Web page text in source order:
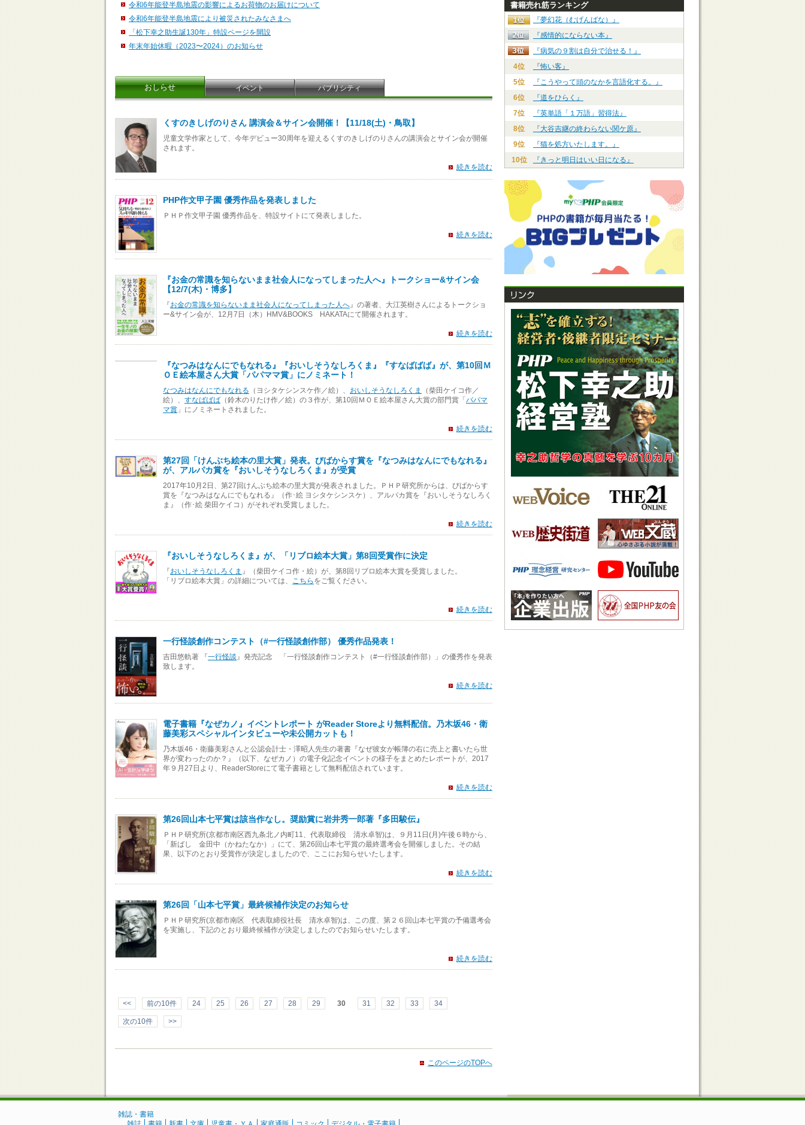
令和6年能登半島地震の影響によるお荷物のお届けについて
令和6年能登半島地震により被災されたみなさまへ
「松下幸之助生誕130年」特設ページを開設
年末年始休暇（2023〜2024）のお知らせ
おしらせ イベント パブリシティ
くすのきしげのりさん 講演会＆サイン会開催！【11/18(土)・鳥取】
児童文学作家として、今年デビュー30周年を迎えるくすのきしげのりさんの講演会とサイン会が開催
されます。
続きを読む
PHP作文甲子園 優秀作品を発表しました
ＰＨＰ作文甲子園 優秀作品を、特設サイトにて発表しました。
続きを読む
『お金の常識を知らないまま社会人になってしまった人へ』トークショー&サイン会
【12/7(木)・博多】
『お金の常識を知らないまま社会人になってしまった人へ』の著者、大江英樹さんによるトークショ
ー&サイン会が、12月7日（木）HMV&BOOKS HAKATAにて開催されます。
続きを読む
『なつみはなんにでもなれる』『おいしそうなしろくま』『すなばばば』が、第10回Ｍ
ＯＥ絵本屋さん大賞「パパママ賞」にノミネート！
なつみはなんにでもなれる （ヨシタケシンスケ作／絵）、 おいしそうなしろくま
（柴田ケイコ作／
絵）、 すなばばば （鈴木のりたけ作／絵）の３作が、第10回ＭＯＥ絵本屋さん大賞の部門賞「 パパマ
マ賞 」にノミネートされました。
続きを読む
第27回「けんぶち絵本の里大賞」発表。びばからす賞を『なつみはなんにでもなれる』
が、アルパカ賞を『おいしそうなしろくま』が受賞
2017年10月2日、第27回けんぶち絵本の里大賞が発表されました。ＰＨＰ研究所からは、びばからす
賞を『なつみはなんにでもなれる』（作･絵 ヨシタケシンスケ）、アルパカ賞を『おいしそうなしろく
ま』（作･絵 柴田ケイコ）がそれぞれ受賞しました。
続きを読む
『おいしそうなしろくま』が、「リブロ絵本大賞」第8回受賞作に決定
『おいしそうなしろくま 』（柴田ケイコ作・絵）が、第8回リブロ絵本大賞を受賞しました。
「リブロ絵本大賞」の詳細については、 こちら をご覧ください。
続きを読む
一行怪談創作コンテスト（#一行怪談創作部） 優秀作品発表！
吉田悠軌著 『一行怪談 』発売記念 「一行怪談創作コンテスト（#一行怪談創作部）」の優秀作を発表
致します。
続きを読む
電子書籍『なぜカノ』イベントレポート がReader Storeより無料配信。乃木坂46・衛
藤美彩スペシャルインタビューや未公開カットも！
乃木坂46・衛藤美彩さんと公認会計士・澤昭人先生の著書『なぜ彼女が帳簿の右に売上と書いたら世
界が変わったのか？』（以下、なぜカノ）の電子化記念イベントの様子をまとめたレポートが、2017
年９月27日より、ReaderStoreにて電子書籍として無料配信されています。
続きを読む
第26回山本七平賞は該当作なし。奨励賞に岩井秀一郎著『多田駿伝』
ＰＨＰ研究所(京都市南区西九条北ノ内町11、代表取締役 清水卓智)は、９月11日(月)午後６時から、
「新ばし 金田中（かねたなか）」にて、第26回山本七平賞の最終選考会を開催しました。その結
果、以下のとおり受賞作が決定しましたので、ここにお知らせいたします。
続きを読む
第26回「山本七平賞」最終候補作決定のお知らせ
ＰＨＰ研究所(京都市南区 代表取締役社長 清水卓智)は、この度、第２６回山本七平賞の予備選考会
を実施し、下記のとおり最終候補作が決定しましたのでお知らせいたします。
続きを読む
<< 前の10件 24 25 26 27 28 29 30 31 32 33 34
次の10件 >>
このページのTOPへ
書籍売れ筋ランキング
『夢幻花（むげんばな）』
『感情的にならない本』
『病気の９割は自分で治せる！』
4位
『怖い客』
5位
『こうやって頭のなかを言語化する。』
6位
『道をひらく』
7位
『英単語「１万語」習得法』
8位
『大谷吉継の終わらない関ケ原』
9位
『猫を処方いたします。』
10位
『きっと明日はいい日になる』
雑誌・書籍